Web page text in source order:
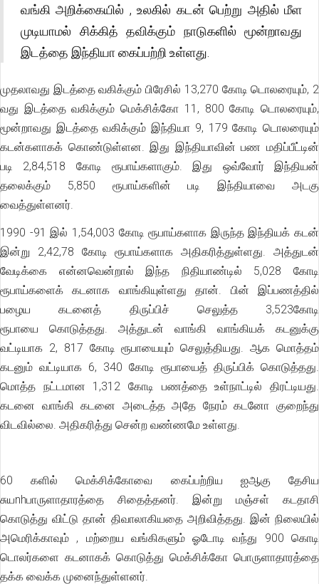
வங்கி அறிக்கையில் , உலகில் கடன் பெற்று அதில் மீள
முடியாமல் சிக்கித் தவிக்கும் நாடுகளில் மூன்றாவது
இடத்தை இந்தியா கைப்பற்றி உள்ளது.
முதலாவது இடத்தை வகிக்கும் பிரேசில் 13,270 கோடி டொலரையும், 2
வது இடத்தை வகிக்கும் மெக்சிக்கோ 11, 800 கோடி டொலரையும்,
மூன்றாவது இடத்தை வகிக்கும் இந்தியா 9, 179 கோடி டொலரையும்
கடன்களாகக் கொண்டுள்ளன. இது இந்தியாவின் பண மதிப்பீட்டின்
படி 2,84,518 கோடி ரூபாய்களாகும். இது ஒவ்வோர் இந்தியன்
தலைக்கும் 5,850 ரூபாய்களின் படி இந்தியாவை அடகு
வைத்துள்ளனர்.
1990 -91 இல் 1,54,003 கோடி ரூபாய்களாக இருந்த இந்தியக் கடன்
இன்று 2,42,78 கோடி ரூபாய்களாக அதிகரித்துள்ளது. அத்துடன்
வேடிக்கை என்னவென்றால் இந்த நிதியாண்டில் 5,028 கோடி
ரூபாய்களைக் கடனாக வாங்கியுள்ளது தான். பின் இப்பணத்தில்
பழைய கடனைத் திருப்பிச் செலுத்த 3,523கோடி
ரூபாயை கொடுத்தது. அத்துடன் வாங்கி வாங்கியக் கடனுக்கு
வட்டியாக 2, 817 கோடி ரூபாயையும் செலுத்தியது. ஆக மொத்தம்
கடனும் வட்டியாக 6, 340 கோடி ரூபாயைத் திருப்பிக் கொடுத்தது.
மொத்த நட்டமான 1,312 கோடி பணத்தை உள்நாட்டில் திரட்டியது.
கடனை வாங்கி கடனை அடைத்த அதே நேரம் கடனோ குறைந்து
விடவில்லை. அதிகரித்து சென்ற வண்ணமே உள்ளது.
60 களில் மெக்சிக்கோவை கைப்பற்றிய ஐஆகு தேசிய
சுயnhபாருளாதாரத்தை சிதைத்தனர். இன்று மஞ்சள் கடதாசி
கொடுத்து விட்டு தான் திவாலாகியதை அறிவித்தது. இன் நிலையில்
அமெரிக்காவும் , மற்றைய வங்கிகளும் ஓடோடி வந்து 900 கொடி
டொலர்களை கடனாகக் கொடுத்து மெக்சிக்கோ பொருளாதாரத்தை
தக்க வைக்க முனைந்துள்ளனர்.